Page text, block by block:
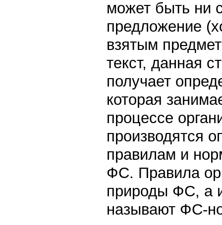
может быть ни
предложение
взятым
текст, данная
получает
которая
процессе
производятся
правилам и
ФС. Правила
природы ФС, а
называют ФС-